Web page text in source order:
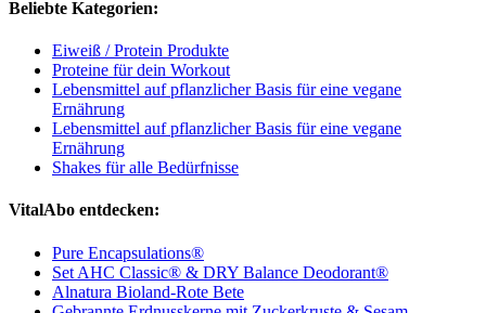
Beliebte Kategorien:
Eiweiß / Protein Produkte
Proteine für dein Workout
Lebensmittel auf pflanzlicher Basis für eine vegane
Ernährung
Lebensmittel auf pflanzlicher Basis für eine vegane
Ernährung
Shakes für alle Bedürfnisse
VitalAbo entdecken:
Pure Encapsulations®
Set AHC Classic® & DRY Balance Deodorant®
Alnatura Bioland-Rote Bete